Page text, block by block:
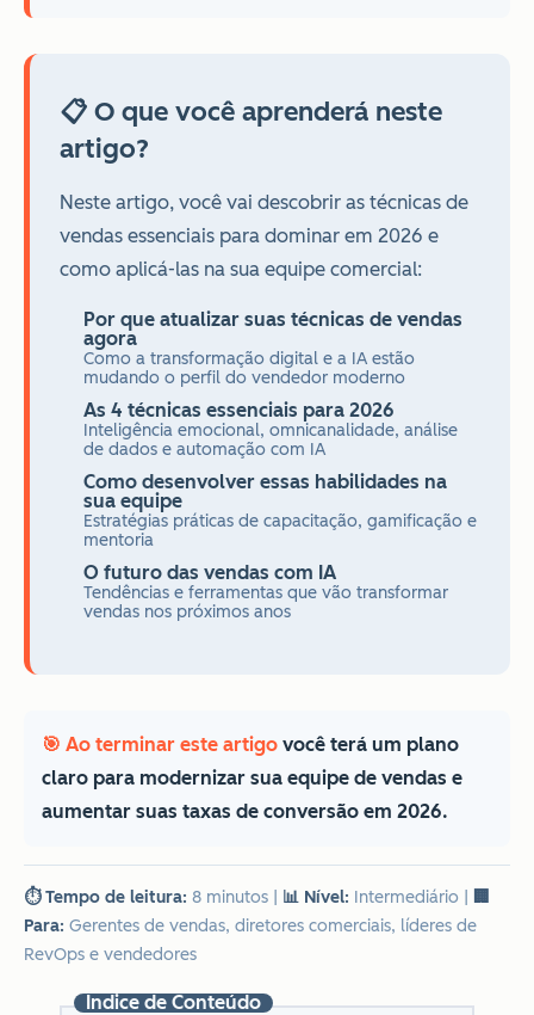
📋 O que você aprenderá neste
artigo?
Neste artigo, você vai descobrir as técnicas de
vendas essenciais para dominar em 2026 e
como aplicá-las na sua equipe comercial:
Por que atualizar suas técnicas de vendas
agora
Como a transformação digital e a IA estão
mudando o perfil do vendedor moderno
As 4 técnicas essenciais para 2026
Inteligência emocional, omnicanalidade, análise
de dados e automação com IA
Como desenvolver essas habilidades na
sua equipe
Estratégias práticas de capacitação, gamificação e
mentoria
O futuro das vendas com IA
Tendências e ferramentas que vão transformar
vendas nos próximos anos
🎯 Ao terminar este artigo você terá um plano
claro para modernizar sua equipe de vendas e
aumentar suas taxas de conversão em 2026.
⏱️ Tempo de leitura: 8 minutos 📊 Nível: Intermediário
🏢
Para: Gerentes de vendas, diretores comerciais, líderes de
RevOps e vendedores
Índice de Conteúdo